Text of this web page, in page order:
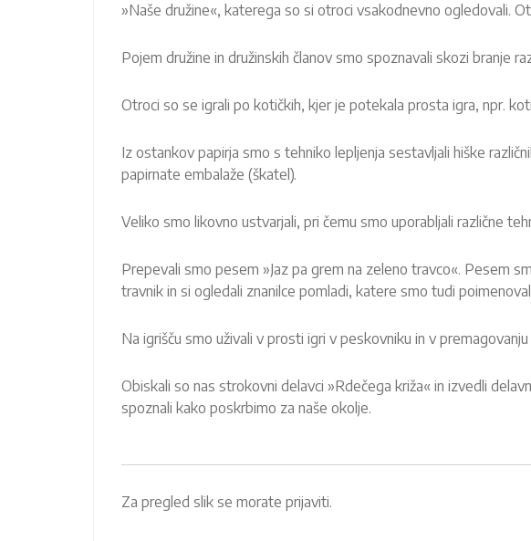
»Naše družine«, katerega so si otroci vsakodnevno ogledovali.
Pojem družine in družinskih članov smo spoznavali skozi branje
Otroci so se igrali po kotičkih, kjer je potekala prosta igra, npr.
Iz ostankov papirja smo s tehniko lepljenja sestavljali hiške
papirnate embalaže (škatel).
Veliko smo likovno ustvarjali, pri čemu smo uporabljali različne
Prepevali smo pesem »Jaz pa grem na zeleno travco«. Pesem
travnik in si ogledali znanilce pomladi, katere smo tudi
Na igrišču smo uživali v prosti igri v peskovniku in v
Obiskali so nas strokovni delavci »Rdečega križa« in izvedli
spoznali kako poskrbimo za naše okolje.
Za pregled slik se morate prijaviti.